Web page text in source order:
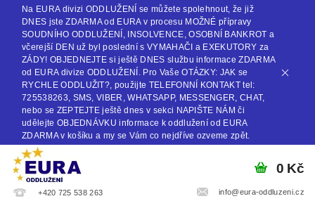
Na EURA divizi ODDLUŽENÍ se můžete spolehnout, že již
DNES jste ZDARMA od EURA v procesu MOŽNÉ přípravy
SOUDNÍHO ODDLUŽENÍ, INSOLVENCE, OSOBNÍ BANKROT a
včerejší DEN už byl poslední s VYMAHAČI a EXEKUTORY za
ZÁDY! OBJEDNEJTE si ještě DNES službu informace ZDARMA
od EURA divize ODDLUŽENÍ. Pro Vaše OTÁZKY: JAK se
RYCHLE ODDLUŽIT?, použijte TELEFONNÍ KONTAKT tel:
725538263, SMS, VIBER, WHATSAPP, MESSENGER, CHAT,
nebo se ZEPTEJTE ještě dnes v sekci NAPIŠTE NÁM či
udělejte OBJEDNÁVKU informace k oddlužení od EURA
ZDARMA v košíku a my se Vám co nejdříve ozveme zpět.
+420 725 538 263 info@eura-oddluzeni.cz
0 Kč